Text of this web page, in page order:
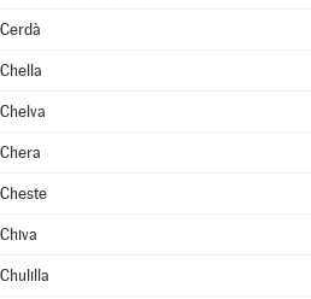
Cerdà
Chella
Chelva
Chera
Cheste
Chiva
Chulilla